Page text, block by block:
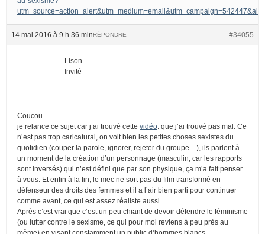
14 mai 2016 à 9 h 36 min #34055
RÉPONDRE
Lison
Invité
Coucou
je relance ce sujet car j’ai trouvé cette vidéo: que j’ai trouvé pas mal. Ce
n’est pas trop caricatural, on voit bien les petites choses sexistes du
quotidien (couper la parole, ignorer, rejeter du groupe…), ils parlent à
un moment de la création d’un personnage (masculin, car les rapports
sont inversés) qui n’est défini que par son physique, ça m’a fait penser
à vous. Et enfin à la fin, le mec ne sort pas du film transformé en
défenseur des droits des femmes et il a l’air bien parti pour continuer
comme avant, ce qui est assez réaliste aussi.
Après c’est vrai que c’est un peu chiant de devoir défendre le féminisme
(ou lutter contre le sexisme, ce qui pour moi reviens à peu près au